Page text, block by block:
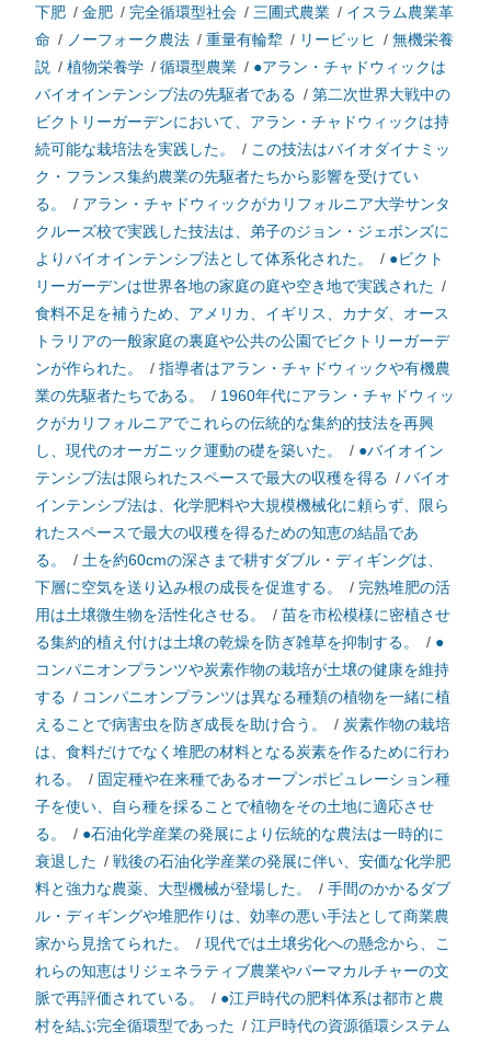
下肥 / 金肥 / 完全循環型社会 / 三圃式農業 / イスラム農業革
命 / ノーフォーク農法 / 重量有輪犂 / リービッヒ / 無機栄養
説 / 植物栄養学 / 循環型農業 / ●アラン・チャドウィックは
バイオインテンシブ法の先駆者である / 第二次世界大戦中の
ビクトリーガーデンにおいて、アラン・チャドウィックは持
続可能な栽培法を実践した。
/ この技法はバイオダイナミッ
ク・フランス集約農業の先駆者たちから影響を受けてい
る。
/ アラン・チャドウィックがカリフォルニア大学サンタ
クルーズ校で実践した技法は、弟子のジョン・ジェボンズに
よりバイオインテンシブ法として体系化された。
/ ●ビクト
リーガーデンは世界各地の家庭の庭や空き地で実践された /
食料不足を補うため、アメリカ、イギリス、カナダ、オース
トラリアの一般家庭の裏庭や公共の公園でビクトリーガーデ
ンが作られた。
/ 指導者はアラン・チャドウィックや有機農
業の先駆者たちである。
/ 1960年代にアラン・チャドウィッ
クがカリフォルニアでこれらの伝統的な集約的技法を再興
し、現代のオーガニック運動の礎を築いた。
/ ●バイオイン
テンシブ法は限られたスペースで最大の収穫を得る / バイオ
インテンシブ法は、化学肥料や大規模機械化に頼らず、限ら
れたスペースで最大の収穫を得るための知恵の結晶であ
る。
/ 土を約60cmの深さまで耕すダブル・ディギングは、
下層に空気を送り込み根の成長を促進する。
/ 完熟堆肥の活
用は土壌微生物を活性化させる。
/ 苗を市松模様に密植させ
る集約的植え付けは土壌の乾燥を防ぎ雑草を抑制する。
/ ●
コンパニオンプランツや炭素作物の栽培が土壌の健康を維持
する / コンパニオンプランツは異なる種類の植物を一緒に植
えることで病害虫を防ぎ成長を助け合う。
/ 炭素作物の栽培
は、食料だけでなく堆肥の材料となる炭素を作るために行わ
れる。
/ 固定種や在来種であるオープンポピュレーション種
子を使い、自ら種を採ることで植物をその土地に適応させ
る。
/ ●石油化学産業の発展により伝統的な農法は一時的に
衰退した / 戦後の石油化学産業の発展に伴い、安価な化学肥
料と強力な農薬、大型機械が登場した。
/ 手間のかかるダブ
ル・ディギングや堆肥作りは、効率の悪い手法として商業農
家から見捨てられた。
/ 現代では土壌劣化への懸念から、こ
れらの知恵はリジェネラティブ農業やパーマカルチャーの文
脈で再評価されている。
/ ●江戸時代の肥料体系は都市と農
村を結ぶ完全循環型であった / 江戸時代の資源循環システム